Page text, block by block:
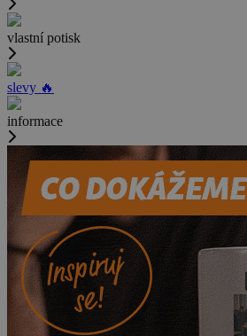
vlastní potisk
slevy 🔥
informace